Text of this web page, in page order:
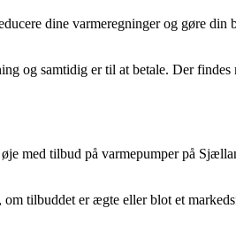
dine varmeregninger og gøre
og samtidig er til at betale. Der
med tilbud på varmepumper på
tilbuddet er ægte eller blot et